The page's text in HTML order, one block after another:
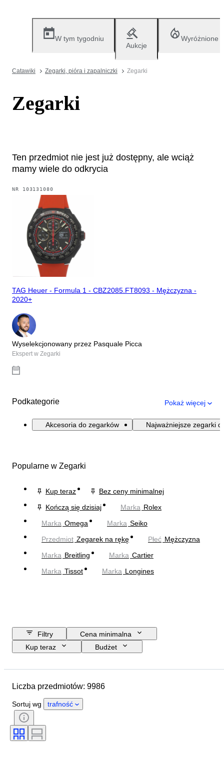
W tym tygodniu
Aukcje
Wyróżnione
Catawiki Zegarki, pióra i zapalniczki Zegarki
Zegarki
Ten przedmiot nie jest już dostępny, ale wciąż
mamy wiele do odkrycia
NR 103131080
TAG Heuer - Formula 1 - CBZ2085.FT8093 - Mężczyzna -
2020+
Wyselekcjonowany przez Pasquale Picca
Ekspert w Zegarki
Podkategorie Pokaż więcej
Akcesoria do zegarków Najważniejsze zegarki
Popularne w Zegarki
Kup teraz
Bez ceny minimalnej
Kończą się dzisiaj
Marka Rolex
Marka Omega Marka Seiko
Przedmiot Zegarek na rękę Płeć Mężczyzna
Marka Breitling Marka Cartier
Marka Tissot Marka Longines
Filtry
Cena minimalna
Kup teraz
Budżet
Długość paska zegarka
Kraj pochodzenia
Płeć
Stan
Certyfikacja
Oprawa
Liczba przedmiotów: 9986
Sortuj wg trafność